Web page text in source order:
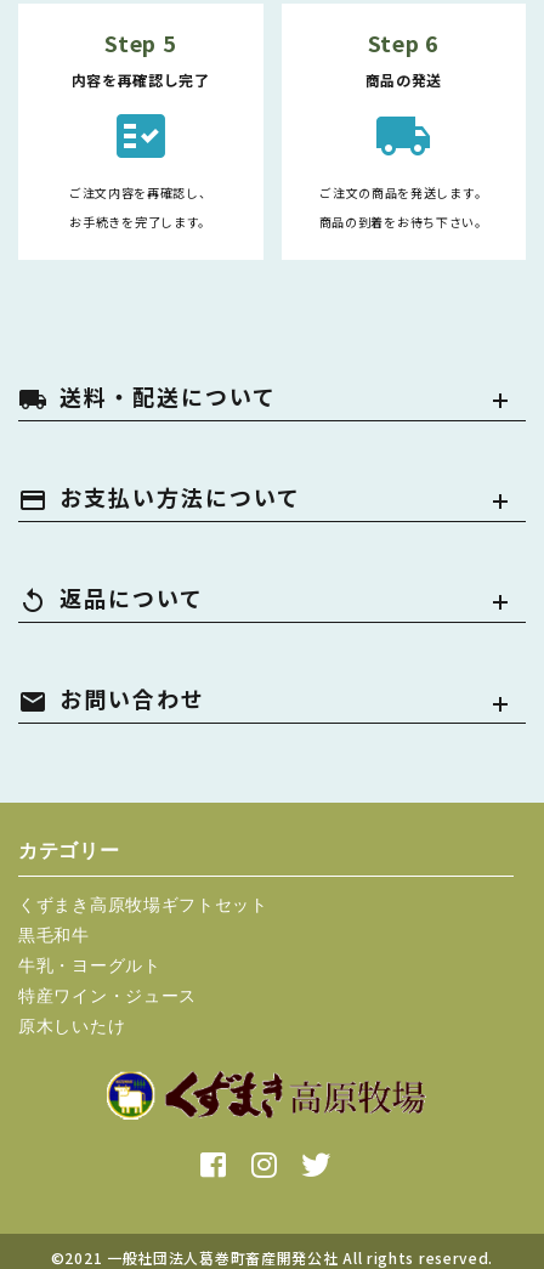
Step 5
内容を再確認し完了
fact_check
ご注文内容を再確認し、
お手続きを完了します。
Step 6
商品の発送
local_shipping
ご注文の商品を発送します。
商品の到着をお待ち下さい。
local_shipping 送料・配送について
payment お支払い方法について
replay 返品について
mail お問い合わせ
カテゴリー
くずまき高原牧場ギフトセット
黒毛和牛
牛乳・ヨーグルト
特産ワイン・ジュース
原木しいたけ
©2021 一般社団法人葛巻町畜産開発公社 All rights reserved.